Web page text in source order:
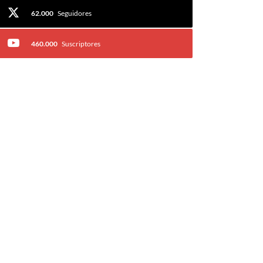
62.000 Seguidores
460.000 Suscriptores